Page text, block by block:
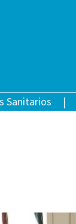
Sanitarios